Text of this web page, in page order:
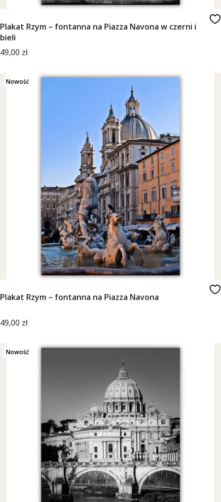
Plakat Rzym – fontanna na Piazza Navona w czerni i
bieli
Cena
49,00 zł
Nowość
Plakat Rzym – fontanna na Piazza Navona
Cena
49,00 zł
Nowość